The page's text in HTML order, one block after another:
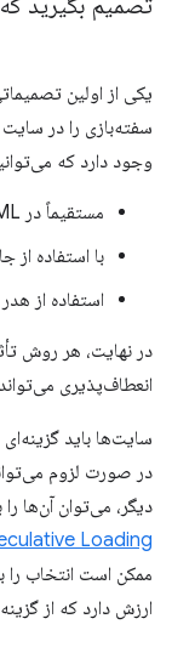
یکی از اولین
سفته‌بازی را در
وجود دارد که
مستقیماً در HTML صفحه
با استفاده از
استفاده از هدر HTTP
در نهایت، هر روش
انعطاف‌پذیری
سایت‌ها باید
در صورت لزوم
دیگر، می‌توان آن‌ها را
Loading
ممکن است انتخاب را
ارزش دارد که از